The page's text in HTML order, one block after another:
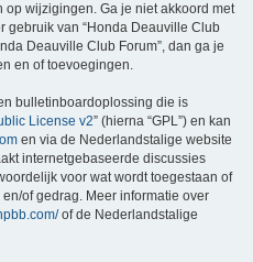
wijzigingen. Ga je niet akkoord met
gebruik van “Honda Deauville Club
Deauville Club Forum”, dan ga je
en of toevoegingen.
bulletinboardoplossing die is
License v2” (hierna “GPL”) en kan
en via de Nederlandstalige website
internetgebaseerde discussies
voor wat wordt toegestaan of
of gedrag. Meer informatie over
of de Nederlandstalige